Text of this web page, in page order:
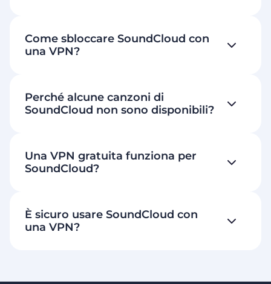
Come sbloccare SoundCloud con
una VPN?
Perché alcune canzoni di
SoundCloud non sono disponibili?
Una VPN gratuita funziona per
SoundCloud?
È sicuro usare SoundCloud con
una VPN?